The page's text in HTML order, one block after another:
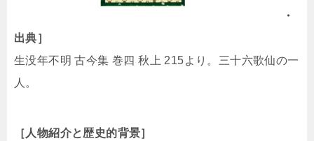
・
出典］
生没年不明 古今集 巻四 秋上 215より。三十六歌仙の一
人。
［人物紹介と歴史的背景］